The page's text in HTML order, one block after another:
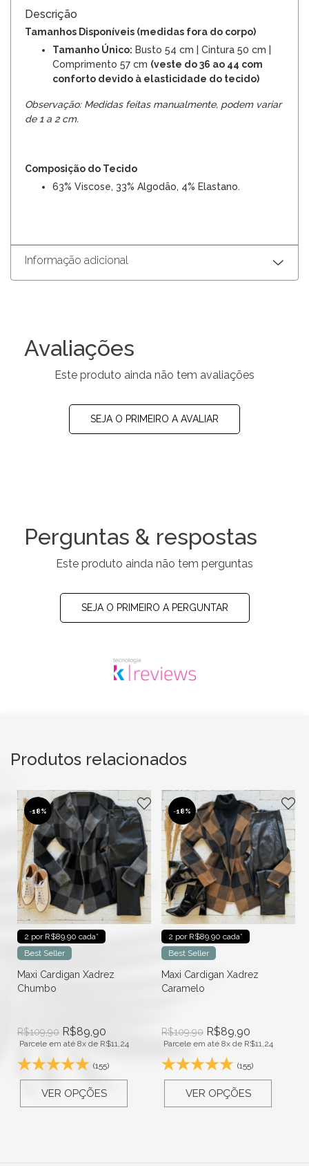
Descrição
Tamanhos Disponíveis (medidas fora do corpo)
Tamanho Único: Busto 54 cm | Cintura 50 cm |
Comprimento 57 cm (veste do 36 ao 44 com
conforto devido à elasticidade do tecido)
Observação: Medidas feitas manualmente, podem variar
de 1 a 2 cm.
Composição do Tecido
63% Viscose, 33% Algodão, 4% Elastano.
Informação adicional
Avaliações
Este produto ainda não tem avaliações
SEJA O PRIMEIRO A AVALIAR
Perguntas & respostas
Este produto ainda não tem perguntas
SEJA O PRIMEIRO A PERGUNTAR
Produtos relacionados
-18%
2 por R$89.90 cada*
Best Seller
Maxi Cardigan Xadrez
Chumbo
R$109,90 R$89,90
Parcele em até 8x de R$11,24
(155)
VER OPÇÕES
-18%
2 por R$89.90 cada*
Best Seller
Maxi Cardigan Xadrez
Caramelo
R$109,90 R$89,90
Parcele em até 8x de R$11,24
(155)
VER OPÇÕES